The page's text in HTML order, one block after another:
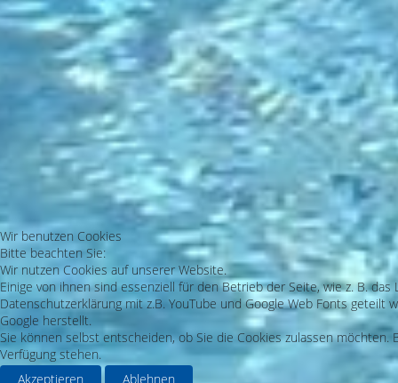
Wir benutzen Cookies
Bitte beachten Sie:
Wir nutzen Cookies auf unserer Website.
Einige von ihnen sind essenziell für den Betrieb der Seite, wie z. B.
Datenschutzerklärung mit z.B. YouTube und Google Web Fonts
Google herstellt.
Sie können selbst entscheiden, ob Sie die Cookies zulassen
Verfügung stehen.
Akzeptieren
Ablehnen